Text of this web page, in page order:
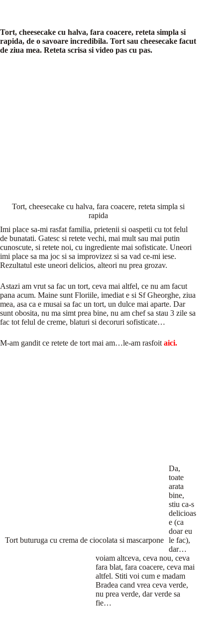
Tort, cheesecake cu halva, fara coacere, reteta simpla si
rapida, de o savoare incredibila. Tort sau cheesecake facut
de ziua mea. Reteta scrisa si video pas cu pas.
Tort, cheesecake cu halva, fara coacere, reteta simpla si
rapida
Imi place sa-mi rasfat familia, prietenii si oaspetii cu tot felul
de bunatati. Gatesc si retete vechi, mai mult sau mai putin
cunoscute, si retete noi, cu ingrediente mai sofisticate. Uneori
imi place sa ma joc si sa improvizez si sa vad ce-mi iese.
Rezultatul este uneori delicios, alteori nu prea grozav.
Astazi am vrut sa fac un tort, ceva mai altfel, ce nu am facut
pana acum. Maine sunt Floriile, imediat e si Sf Gheorghe, ziua
mea, asa ca e musai sa fac un tort, un dulce mai aparte. Dar
sunt obosita, nu ma simt prea bine, nu am chef sa stau 3 zile sa
fac tot felul de creme, blaturi si decoruri sofisticate…
M-am gandit ce retete de tort mai am…le-am rasfoit aici.
Tort buturuga cu crema de ciocolata si mascarpone
Da,
toate
arata
bine,
stiu ca-s
delicioas
e (ca
doar eu
le fac),
dar…
voiam altceva, ceva nou, ceva
fara blat, fara coacere, ceva mai
altfel. Stiti voi cum e madam
Bradea cand vrea ceva verde,
nu prea verde, dar verde sa
fie…